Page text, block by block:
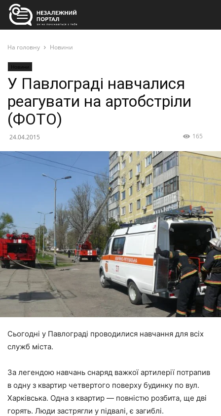
На головну Новини
Новини
У Павлограді навчалися
реагувати на артобстріли
(ФОТО)
24.04.2015 165
Сьогодні у Павлограді проводилися навчання для всіх
служб міста.
За легендою навчань снаряд важкої артилерії потрапив
в одну з квартир четвертого поверху будинку по вул.
Харківська. Одна з квартир — повністю розбита, ще дві
горять. Люди застрягли у підвалі, є загиблі.